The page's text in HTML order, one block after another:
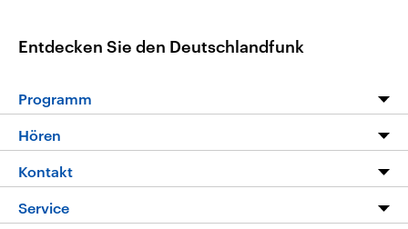
Entdecken Sie den Deutschlandfunk
Programm
Programm
Die Nachrichten
Nachrichtenleicht
Hören
Livestream
Podcasts
Kontakt
Hörerservice
Service